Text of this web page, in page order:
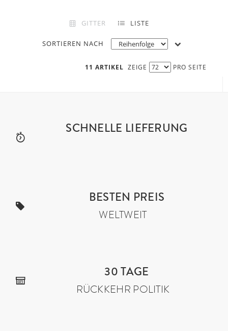
GITTER LISTE
SORTIEREN NACH
11 ARTIKEL ZEIGE PRO SEITE
SCHNELLE LIEFERUNG
BESTEN PREIS
WELTWEIT
30 TAGE
RÜCKKEHR POLITIK